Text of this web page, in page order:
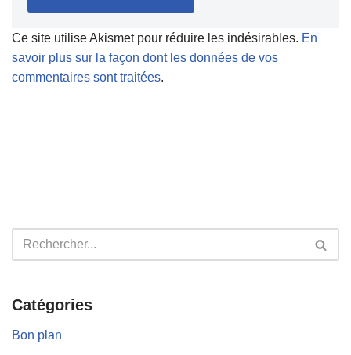
Ce site utilise Akismet pour réduire les indésirables. En
savoir plus sur la façon dont les données de vos
commentaires sont traitées.
Catégories
Bon plan